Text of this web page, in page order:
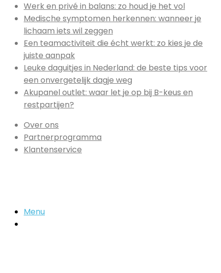
Werk en privé in balans: zo houd je het vol
Medische symptomen herkennen: wanneer je
lichaam iets wil zeggen
Een teamactiviteit die écht werkt: zo kies je de
juiste aanpak
Leuke daguitjes in Nederland: de beste tips voor
een onvergetelijk dagje weg
Akupanel outlet: waar let je op bij B-keus en
restpartijen?
Over ons
Partnerprogramma
Klantenservice
Menu